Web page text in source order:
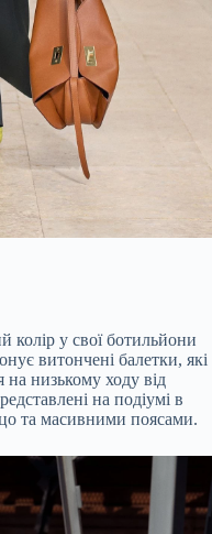
колір у свої ботильйони
витончені балетки, які
на низькому ходу від
на подіумі в
та масивними поясами.